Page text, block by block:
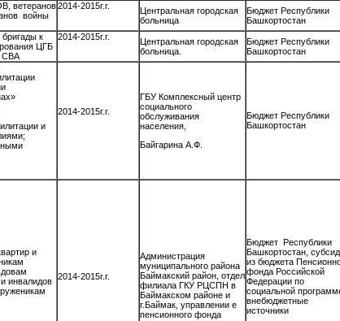
ветеранов
войны
2014-2015г.г.
Центральная городская
больница
Бюджет Республики
Башкортостан
к
ЦГБ
СВА
2014-2015г.г.
Центральная городская
больница.
Бюджет Республики
Башкортостан
и
2014-2015г.г.
ГБУ Комплексный центр
социального
обслуживания
населения,
Байгарина А.Ф.
Бюджет Республики
Башкортостан
и
инвалидов 2014-2015г.г.
Администрация
муниципального района
Баймакский район, отдел
филиала ГКУ РЦСПН в
Баймакском районе и
г.Баймак, управлении е
пенсионного фонда
Бюджет Республики
Башкортостан,
из бюджета
фонда Российской
Федерации по
социальной
внебюджетные
источники